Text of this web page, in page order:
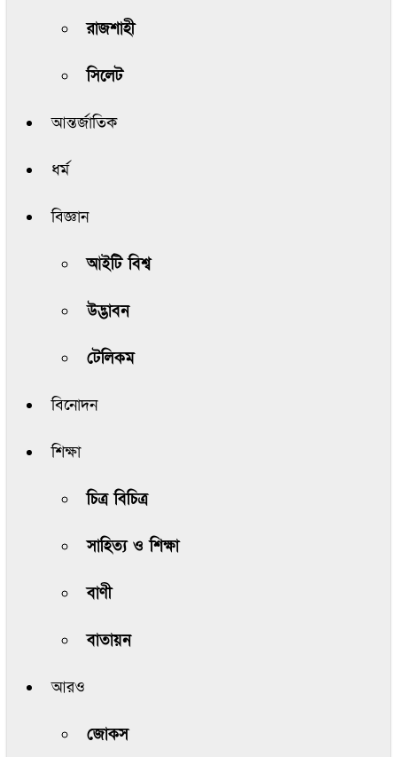
রাজশাহী
সিলেট
আন্তর্জাতিক
ধর্ম
বিজ্ঞান
আইটি বিশ্ব
উদ্ভাবন
টেলিকম
বিনোদন
শিক্ষা
চিত্র বিচিত্র
সাহিত্য ও শিক্ষা
বাণী
বাতায়ন
আরও
জোকস